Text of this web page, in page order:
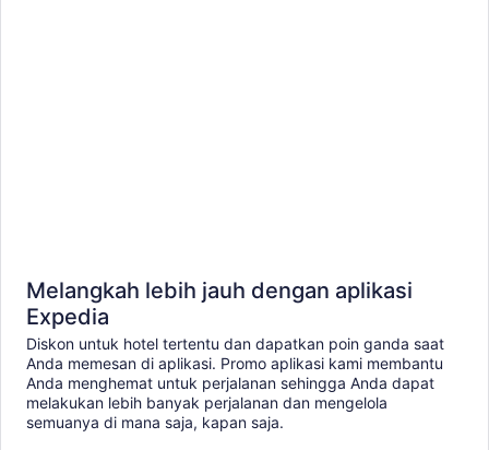
Melangkah lebih jauh dengan aplikasi
Expedia
Diskon untuk hotel tertentu dan dapatkan poin ganda saat
Anda memesan di aplikasi. Promo aplikasi kami membantu
Anda menghemat untuk perjalanan sehingga Anda dapat
melakukan lebih banyak perjalanan dan mengelola
semuanya di mana saja, kapan saja.